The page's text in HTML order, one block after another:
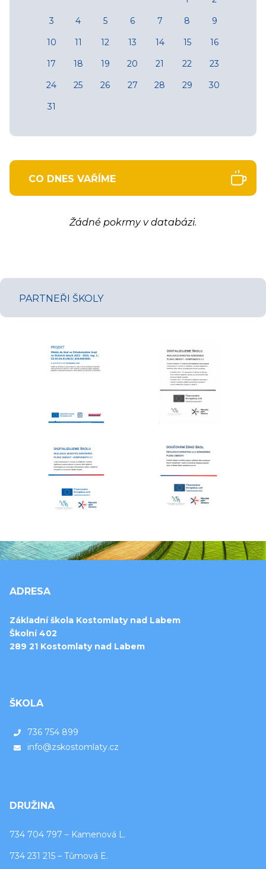
3
4 5 6 7 8
9
10
11 12 13 14 15
16
17
18 19 20 21 22
23
24
25 26 27 28 29
30
31
CO DNES VAŘÍME
Žádné pokrmy v databázi.
PARTNEŘI ŠKOLY
ADRESA
Základní škola Kostomlaty nad Labem
Školní 402
289 21 Kostomlaty nad Labem
ŠKOLA
736 754 899
info@zskostomlaty.cz
DRUŽINA
734 704 797 – Kamenová L.
734 231 215 – Tůmová E.